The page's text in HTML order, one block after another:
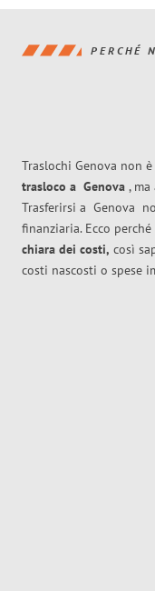
PERCHÉ
Traslochi Genova non
trasloco a Genova ,
Trasferirsi a Genova
finanziaria. Ecco
chiara dei costi, così
costi nascosti o spese